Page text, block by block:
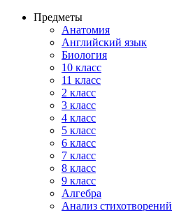
Предметы
Анатомия
Английский язык
Биология
10 класс
11 класс
2 класс
3 класс
4 класс
5 класс
6 класс
7 класс
8 класс
9 класс
Алгебра
Анализ стихотворений